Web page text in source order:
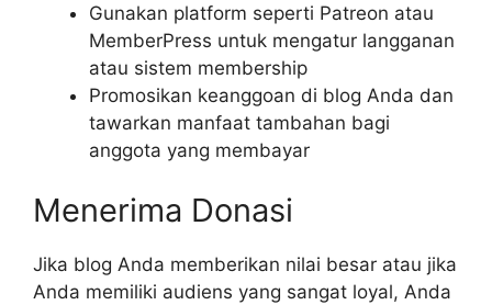
Gunakan platform seperti Patreon atau
MemberPress untuk mengatur langganan
atau sistem membership
Promosikan keanggoan di blog Anda dan
tawarkan manfaat tambahan bagi
anggota yang membayar
Menerima Donasi
Jika blog Anda memberikan nilai besar atau jika
Anda memiliki audiens yang sangat loyal, Anda